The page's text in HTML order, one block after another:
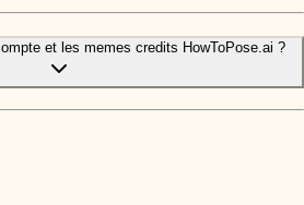
et les memes credits HowToPose.ai ?